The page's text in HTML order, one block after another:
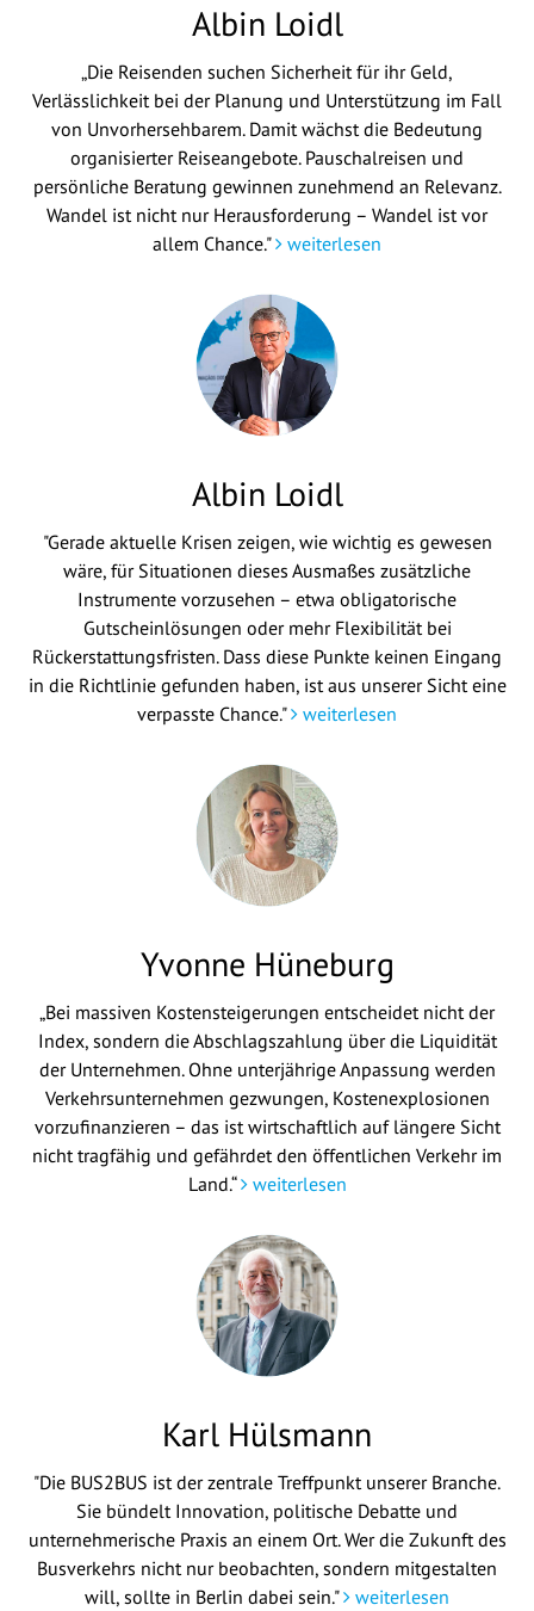
Albin Loidl
„Die Reisenden suchen Sicherheit für ihr Geld,
Verlässlichkeit bei der Planung und Unterstützung im Fall
von Unvorhersehbarem. Damit wächst die Bedeutung
organisierter Reiseangebote. Pauschalreisen und
persönliche Beratung gewinnen zunehmend an Relevanz.
Wandel ist nicht nur Herausforderung – Wandel ist vor
allem Chance."
weiterlesen
Albin Loidl
"Gerade aktuelle Krisen zeigen, wie wichtig es gewesen
wäre, für Situationen dieses Ausmaßes zusätzliche
Instrumente vorzusehen – etwa obligatorische
Gutscheinlösungen oder mehr Flexibilität bei
Rückerstattungsfristen. Dass diese Punkte keinen Eingang
in die Richtlinie gefunden haben, ist aus unserer Sicht eine
verpasste Chance."
weiterlesen
Yvonne Hüneburg
„Bei massiven Kostensteigerungen entscheidet nicht der
Index, sondern die Abschlagszahlung über die Liquidität
der Unternehmen. Ohne unterjährige Anpassung werden
Verkehrsunternehmen gezwungen, Kostenexplosionen
vorzufinanzieren – das ist wirtschaftlich auf längere Sicht
nicht tragfähig und gefährdet den öffentlichen Verkehr im
Land.“ weiterlesen
Karl Hülsmann
"Die BUS2BUS ist der zentrale Treffpunkt unserer Branche.
Sie bündelt Innovation, politische Debatte und
unternehmerische Praxis an einem Ort. Wer die Zukunft des
Busverkehrs nicht nur beobachten, sondern mitgestalten
will, sollte in Berlin dabei sein."
weiterlesen